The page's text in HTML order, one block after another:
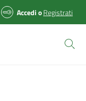
AccedioRegistrati